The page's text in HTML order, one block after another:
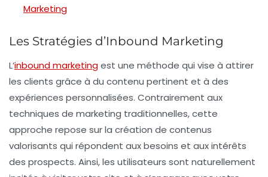
Marketing
Les Stratégies d’Inbound Marketing
L’inbound marketingest une méthode qui vise à attirer
les clients grâce à du contenu pertinent et à des
expériences personnalisées. Contrairement aux
techniques de marketing traditionnelles, cette
approche repose sur la création de contenus
valorisants qui répondent aux besoins et aux intérêts
des prospects. Ainsi, les utilisateurs sont naturellement